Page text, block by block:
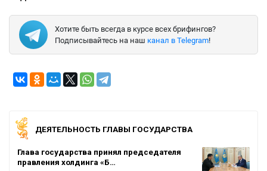
Хотите быть всегда в курсе всех брифингов?
Подписывайтесь на наш канал в Telegram!
ДЕЯТЕЛЬНОСТЬ ГЛАВЫ ГОСУДАРСТВА
Глава государства принял председателя
правления холдинга «Б…